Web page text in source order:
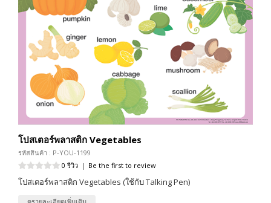
โปสเตอร์พลาสติก Vegetables
รหัสสินค้า : P-YOU-1199
0 รีวิว | Be the first to review
โปสเตอร์พลาสติก Vegetables (ใช้กับ Talking Pen)